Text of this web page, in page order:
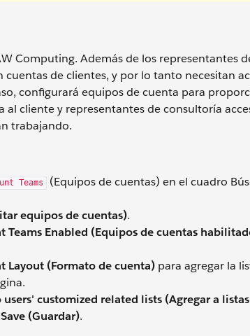
Computing. Además de los representantes
de clientes, y por lo tanto necesitan
configurará equipos de cuenta para
al cliente y representantes de consultoría
trabajando.
Teams
(Equipos de cuentas) en el cuadro
equipos de cuentas).
Teams Enabled (Equipos de cuentas
Layout (Formato de cuenta) para agregar la
customized related lists (Agregar a
Save (Guardar).